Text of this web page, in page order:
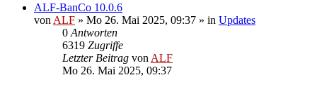
ALF-BanCo 10.0.6
von ALF » Mo 26. Mai 2025, 09:37 » in Updates
0 Antworten
6319 Zugriffe
Letzter Beitrag von ALF
Mo 26. Mai 2025, 09:37